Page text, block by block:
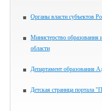
Органы власти субъектов
Министерство
области
Департамент образования
Детская страница портала